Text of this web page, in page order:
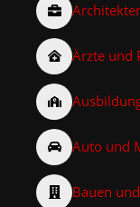
Ärzte und
Auto und
Bauen